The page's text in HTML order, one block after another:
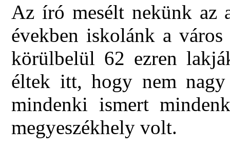
Az író mesélt nekünk az
években iskolánk a
körülbelül 62 ezren
éltek itt, hogy nem
mindenki ismert
megyeszékhely volt.